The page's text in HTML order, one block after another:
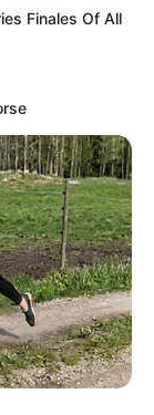
Finales Of All